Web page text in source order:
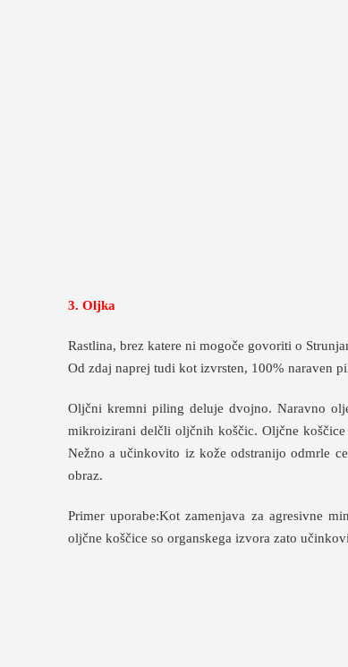
3. Oljka
Rastlina, brez katere ni mogoče govoriti o
Od zdaj naprej tudi kot izvrsten, 100% naraven
Oljčni kremni piling deluje dvojno. Naravno
mikroizirani delčli oljčnih koščic. Oljčne
Nežno a učinkovito iz kože odstranijo odmrle
obraz.
Primer uporabe:Kot zamenjava za agresivne
oljčne koščice so organskega izvora zato